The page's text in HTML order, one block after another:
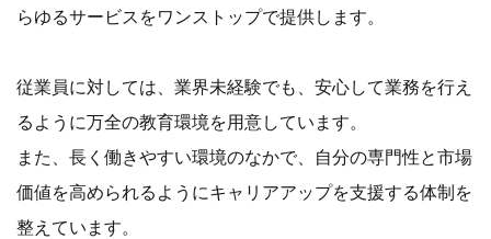
らゆるサービスをワンストップで提供します。
従業員に対しては、業界未経験でも、安心して業務を行え
るように万全の教育環境を用意しています。
また、長く働きやすい環境のなかで、自分の専門性と市場
価値を高められるようにキャリアアップを支援する体制を
整えています。